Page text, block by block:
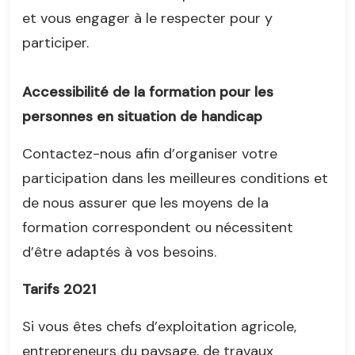
et vous engager à le respecter pour y
participer.
Accessibilité de la formation pour les
personnes en situation de handicap
Contactez-nous afin d’organiser votre
participation dans les meilleures conditions et
de nous assurer que les moyens de la
formation correspondent ou nécessitent
d’être adaptés à vos besoins.
Tarifs 2021
Si vous êtes chefs d’exploitation agricole,
entrepreneurs du paysage, de travaux